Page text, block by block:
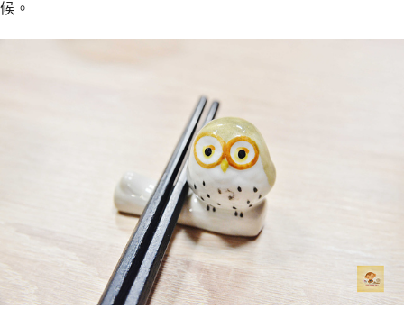
候。